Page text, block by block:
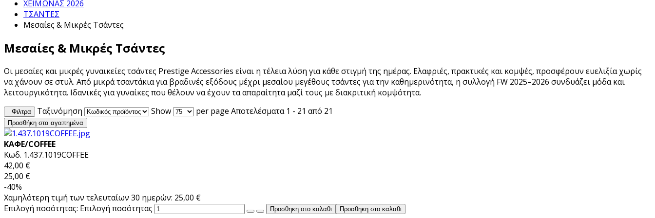
ΧΕΙΜΩΝΑΣ 2026
ΤΣΑΝΤΕΣ
Μεσαίες & Μικρές Τσάντες
Μεσαίες & Μικρές Τσάντες
Οι μεσαίες και μικρές γυναικείες τσάντες Prestige Accessories είναι η τέλεια λύση για κάθε στιγμή της ημέρας. Ελαφριές, πρακτικές και κομψές, προσφέρουν ευελιξία χωρίς
να χάνουν σε στυλ. Από μικρά τσαντάκια για βραδινές εξόδους μέχρι μεσαίου μεγέθους τσάντες για την καθημερινότητα, η συλλογή FW 2025–2026 συνδυάζει μόδα και
λειτουργικότητα. Ιδανικές για γυναίκες που θέλουν να έχουν τα απαραίτητα μαζί τους με διακριτική κομψότητα.
Φιλτρα Ταξινόμηση Show per page Αποτελέσματα 1 - 21 από 21
Προσθήκη στα αγαπημένα
ΚΑΦΕ/COFFEE
Κωδ. 1.437.1019COFFEE
42,00 €
25,00 €
-40%
Χαμηλότερη τιμή των τελευταίων 30 ημερών: 25,00 €
Επιλογή ποσότητας: Επιλογή ποσότητας Προσθηκη στο καλαθι Προσθηκη στο καλαθι